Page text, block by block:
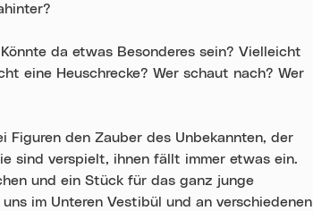
da etwas Besonderes sein? Vielleicht
eine Heuschrecke? Wer schaut nach? Wer
Figuren den Zauber des Unbekannten, der
sind verspielt, ihnen fällt immer etwas ein.
und ein Stück für das ganz junge
im Unteren Vestibül und an verschiedenen